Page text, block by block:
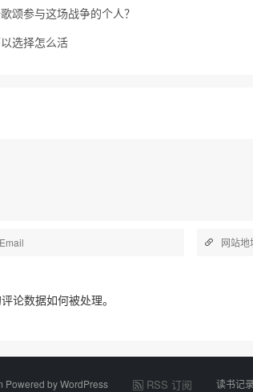
颂参与这场战争的个人？
选择怎么活
论数据如何被处理。
Powered byWordPress RSS 订阅 读书记